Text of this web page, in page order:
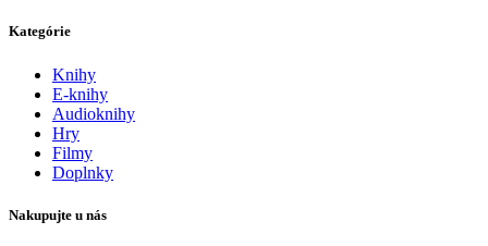
Kategórie
Knihy
E-knihy
Audioknihy
Hry
Filmy
Doplnky
Nakupujte u nás